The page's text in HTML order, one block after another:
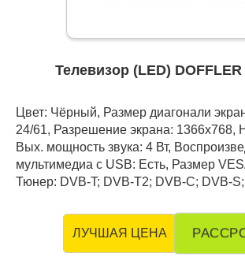
Телевизор (LED)
Цвет: Чёрный, Размер диагонали
24/61, Разрешение экрана: 1366x768,
Вых. мощность звука: 4 Вт,
мультимедиа с USB: Есть, Размер
Тюнер: DVB-T; DVB-T2; DVB-C; DVB-
ЛУЧШАЯ ЦЕНА